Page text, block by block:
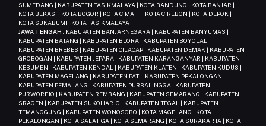
SUMEDANG | KABUPATEN TASIKMALAYA | KOTA BANDUNG | KOTA BANJAR |
KOTA BEKASI | KOTA BOGOR | KOTA CIMAHI | KOTA CIREBON | KOTA DEPOK |
KOTA SUKABUMI | KOTA TASIKMALAYA
JAWA TENGAH : KABUPATEN BANJARNEGARA | KABUPATEN BANYUMAS |
KABUPATEN BATANG | KABUPATEN BLORA | KABUPATEN BOYOLALI |
KABUPATEN BREBES | KABUPATEN CILACAP | KABUPATEN DEMAK | KABUPATEN
GROBOGAN | KABUPATEN JEPARA | KABUPATEN KARANGANYAR | KABUPATEN
KEBUMEN | KABUPATEN KENDAL | KABUPATEN KLATEN | KABUPATEN KUDUS |
KABUPATEN MAGELANG | KABUPATEN PATI | KABUPATEN PEKALONGAN |
KABUPATEN PEMALANG | KABUPATEN PURBALINGGA | KABUPATEN
PURWOREJO | KABUPATEN REMBANG | KABUPATEN SEMARANG | KABUPATEN
SRAGEN | KABUPATEN SUKOHARJO | KABUPATEN TEGAL | KABUPATEN
TEMANGGUNG | KABUPATEN WONOSOBO | KOTA MAGELANG | KOTA
PEKALONGAN | KOTA SALATIGA | KOTA SEMARANG | KOTA SURAKARTA | KOTA